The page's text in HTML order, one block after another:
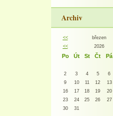
Archiv
<< březen
<<
2026
Po Út St Čt Pá
2
3 4 5 6
9
10 11 12 13
16
17 18 19 20
23
24 25 26 27
30
31